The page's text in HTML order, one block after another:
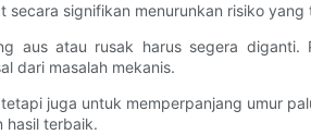
signifikan menurunkan risiko
aus atau rusak harus segera
dari masalah mekanis.
juga untuk memperpanjang umur
hasil terbaik.